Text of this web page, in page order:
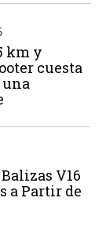
km y
cuesta
una
V16
a Partir de